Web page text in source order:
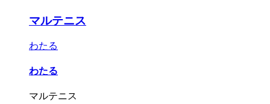
マルテニス
わたる
わたる
マルテニス